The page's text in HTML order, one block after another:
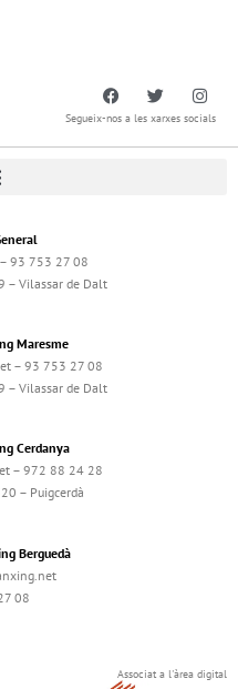
Segueix-nos a les xarxes socials
93 753 27 08
– Vilassar de Dalt
Maresme
– 93 753 27 08
– Vilassar de Dalt
Cerdanya
– 972 88 24 28
– Puigcerdà
Berguedà
08
Associat a l'àrea digital